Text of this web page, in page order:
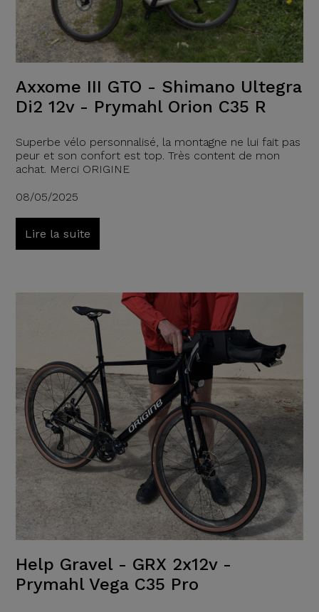
Axxome III GTO - Shimano Ultegra
Di2 12v - Prymahl Orion C35 R
Superbe vélo personnalisé, la montagne ne lui fait pas
peur et son confort est top. Très content de mon
achat. Merci ORIGINE
08/05/2025
Lire la suite
Help Gravel - GRX 2x12v -
Prymahl Vega C35 Pro